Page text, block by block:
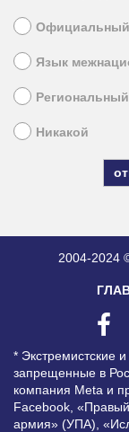
Официальный
Язык
Региональный
Никакой
2004-2024
* Экстремистские
запрещенные в
компания Meta и
Facebook, «Правый
армия» (УПА),